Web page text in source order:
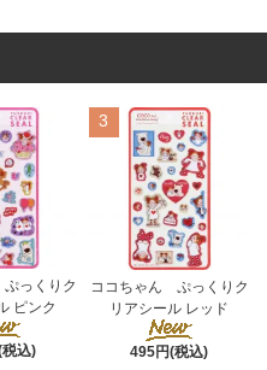
っくりク
ピンク
込)
3
ココちゃん ぷっくりク
リアシール レッド
495円(税込)